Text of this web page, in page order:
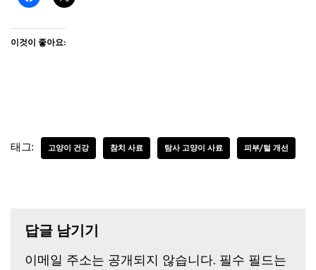
이것이 좋아요:
태그: 고양이 건강 참치 사료 탐사 고양이 사료 피부/털 개선
답글 남기기
이메일 주소는 공개되지 않습니다. 필수 필드는